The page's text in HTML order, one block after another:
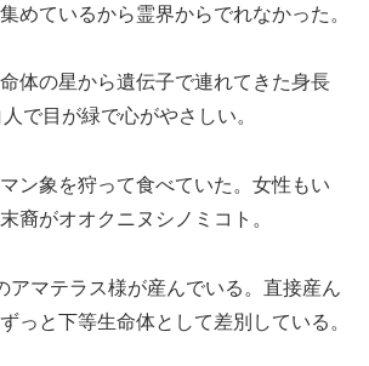
めているから霊界からでれなかった。
体の星から遺伝子で連れてきた身長
で目が緑で心がやさしい。
ン象を狩って食べていた。女性もい
裔がオオクニヌシノミコト。
アマテラス様が産んでいる。直接産ん
っと下等生命体として差別している。